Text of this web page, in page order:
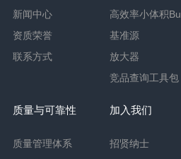
新闻中心
资质荣誉
联系方式
高效率小体积
基准源
放大器
竞品查询工具包
质量与可靠性
质量管理体系
加入我们
招贤纳士